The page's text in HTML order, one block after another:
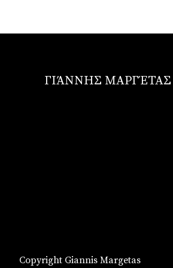
ΓΙΆΝΝΗΣ ΜΑΡΓΈΤΑΣ
Copyright Giannis Margetas